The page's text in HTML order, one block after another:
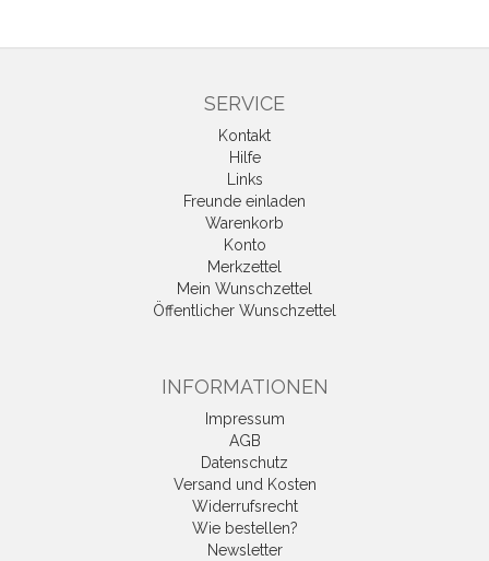
SERVICE
Kontakt
Hilfe
Links
Freunde einladen
Warenkorb
Konto
Merkzettel
Mein Wunschzettel
Öffentlicher Wunschzettel
INFORMATIONEN
Impressum
AGB
Datenschutz
Versand und Kosten
Widerrufsrecht
Wie bestellen?
Newsletter